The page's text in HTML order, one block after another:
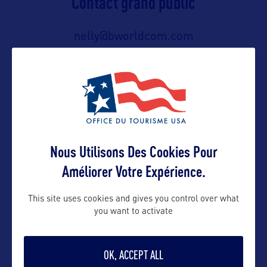
nelly@bworldcom.com
Suivre
Nous Utilisons Des Cookies Pour
Améliorer Votre Expérience.
This site uses cookies and gives you control over what
you want to activate
OK, ACCEPT ALL